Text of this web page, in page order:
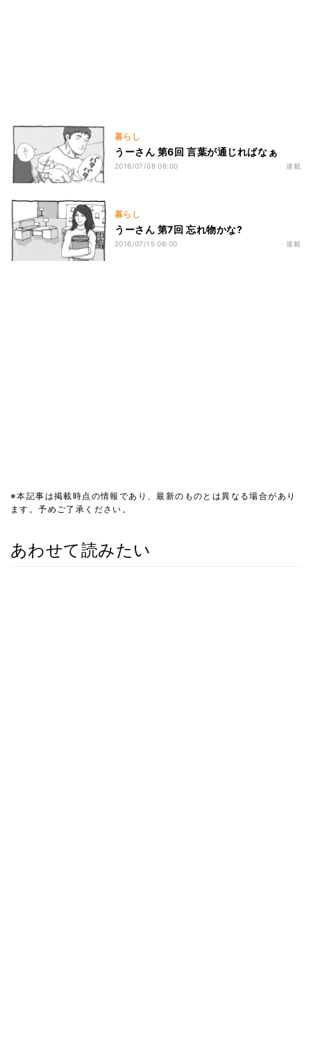
暮らし
うーさん 第6回 言葉が通じればなぁ
2016/07/08 06:00 連載
暮らし
うーさん 第7回 忘れ物かな?
2016/07/15 06:00 連載
※本記事は掲載時点の情報であり、最新のものとは異なる場合があり
ます。予めご了承ください。
あわせて読みたい